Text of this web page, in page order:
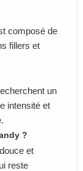
composé de
fillers et
un
intensité et
?
et
reste